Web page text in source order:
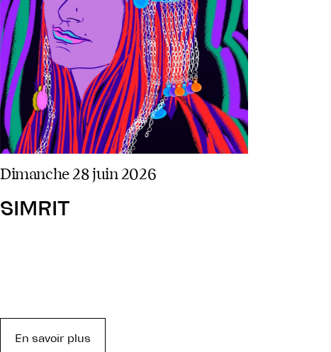
dimanche 28 juin 2026
SIMRIT
En savoir plus